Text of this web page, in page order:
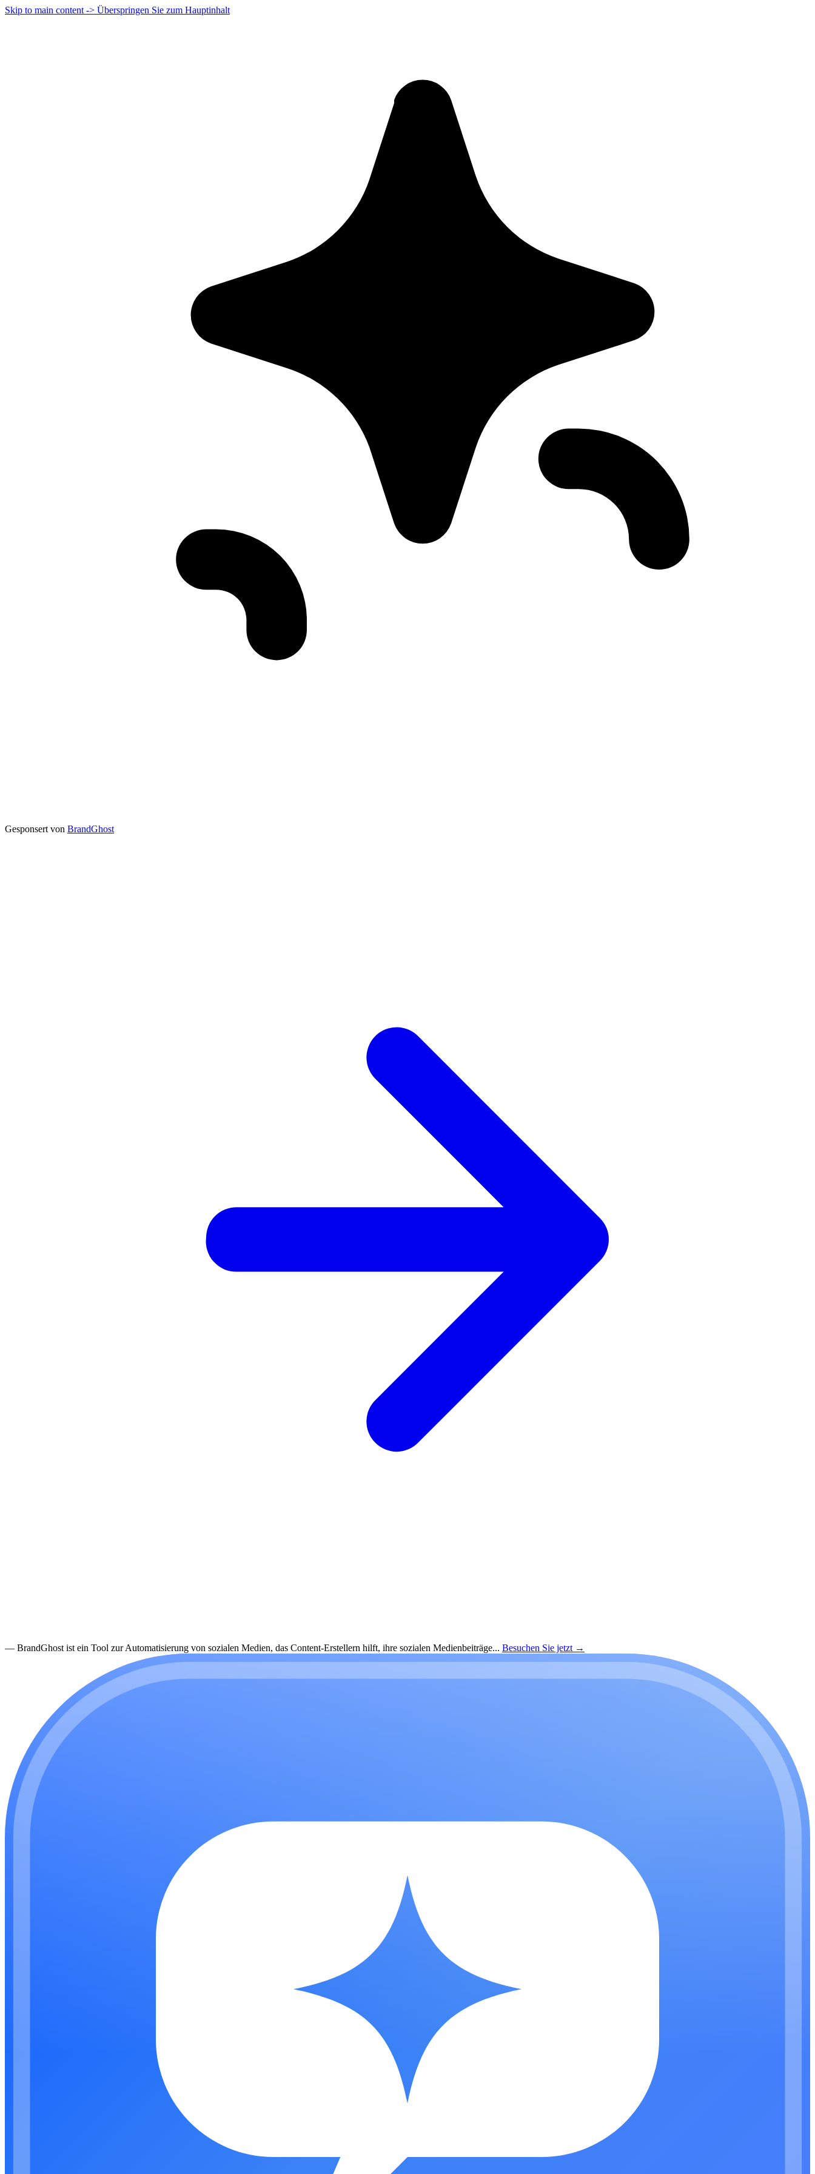
Skip to main content -> Überspringen Sie zum Hauptinhalt
Gesponsert von BrandGhost
— BrandGhost ist ein Tool zur Automatisierung von sozialen Medien, das Content-Erstellern hilft, ihre sozialen Medienbeiträge... Besuchen Sie jetzt →